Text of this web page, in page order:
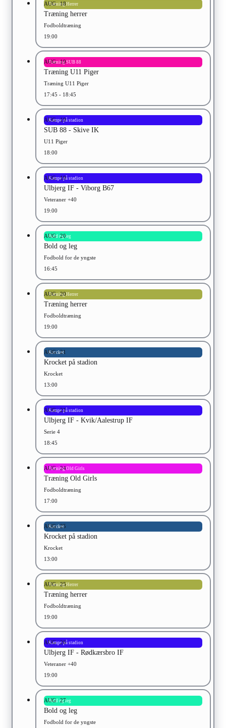
Træning Herrer
AUG 18
Træning herrer
Fodboldtræning
19:00
Træning SUB 88
AUG 19
Træning U11 Piger
Træning U11 Piger
17:45 - 18:45
Kampe på stadion
AUG 19
SUB 88 - Skive IK
U11 Piger
18:00
Kampe på stadion
AUG 19
Ulbjerg IF - Viborg B67
Veteraner +40
19:00
Bold og leg
AUG 20
Bold og leg
Fodbold for de yngste
16:45
Træning Herrer
AUG 20
Træning herrer
Fodboldtræning
19:00
Krocket
AUG 21
Krocket på stadion
Krocket
13:00
Kampe på stadion
AUG 21
Ulbjerg IF - Kvik/Aalestrup IF
Serie 4
18:45
Træning Old Girls
AUG 24
Træning Old Girls
Fodboldtræning
17:00
Krocket
AUG 25
Krocket på stadion
Krocket
13:00
Træning Herrer
AUG 25
Træning herrer
Fodboldtræning
19:00
Kampe på stadion
AUG 26
Ulbjerg IF - Rødkærsbro IF
Veteraner +40
19:00
Bold og leg
AUG 27
Bold og leg
Fodbold for de yngste